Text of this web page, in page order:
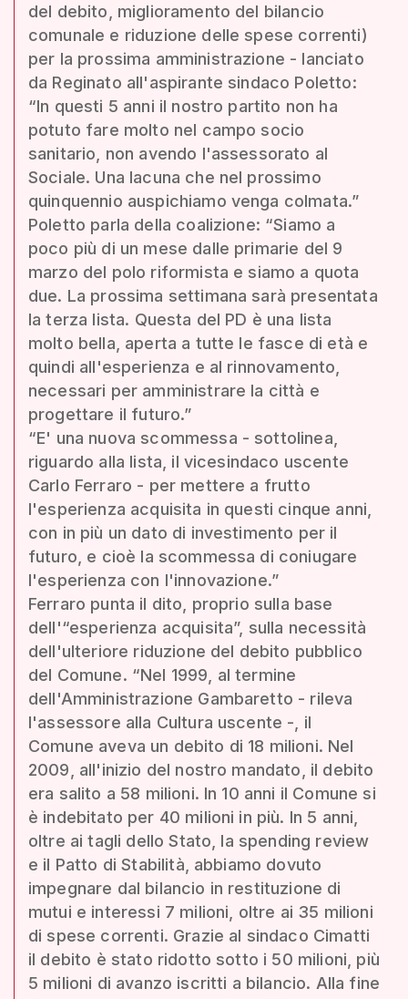
del debito, miglioramento del bilancio
comunale e riduzione delle spese correnti)
per la prossima amministrazione - lanciato
da Reginato all'aspirante sindaco Poletto:
“In questi 5 anni il nostro partito non ha
potuto fare molto nel campo socio
sanitario, non avendo l'assessorato al
Sociale. Una lacuna che nel prossimo
quinquennio auspichiamo venga colmata.”
Poletto parla della coalizione: “Siamo a
poco più di un mese dalle primarie del 9
marzo del polo riformista e siamo a quota
due. La prossima settimana sarà presentata
la terza lista. Questa del PD è una lista
molto bella, aperta a tutte le fasce di età e
quindi all'esperienza e al rinnovamento,
necessari per amministrare la città e
progettare il futuro.”
“E' una nuova scommessa - sottolinea,
riguardo alla lista, il vicesindaco uscente
Carlo Ferraro - per mettere a frutto
l'esperienza acquisita in questi cinque anni,
con in più un dato di investimento per il
futuro, e cioè la scommessa di coniugare
l'esperienza con l'innovazione.”
Ferraro punta il dito, proprio sulla base
dell'“esperienza acquisita”, sulla necessità
dell'ulteriore riduzione del debito pubblico
del Comune. “Nel 1999, al termine
dell'Amministrazione Gambaretto - rileva
l'assessore alla Cultura uscente -, il
Comune aveva un debito di 18 milioni. Nel
2009, all'inizio del nostro mandato, il debito
era salito a 58 milioni. In 10 anni il Comune si
è indebitato per 40 milioni in più. In 5 anni,
oltre ai tagli dello Stato, la spending review
e il Patto di Stabilità, abbiamo dovuto
impegnare dal bilancio in restituzione di
mutui e interessi 7 milioni, oltre ai 35 milioni
di spese correnti. Grazie al sindaco Cimatti
il debito è stato ridotto sotto i 50 milioni, più
5 milioni di avanzo iscritti a bilancio. Alla fine